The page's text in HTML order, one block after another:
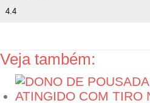
Veja também: